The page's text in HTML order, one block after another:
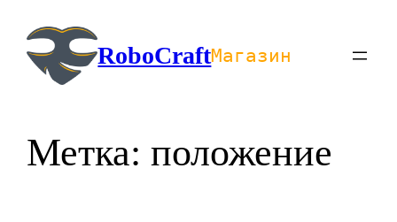
содержимомуRoboCraftМагазин
Метка:положение